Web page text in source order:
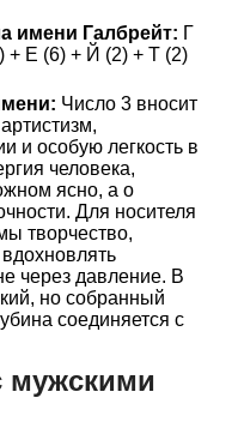
имени Галбрейт: Г
+ Е (6) + Й (2) + Т (2)
Число 3 вносит
и особую легкость в
человека,
ясно, а о
Для носителя
творчество,
через давление. В
но собранный
соединяется с
мужскими